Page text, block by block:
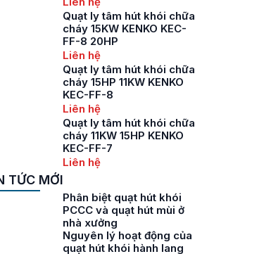
Quạt ly tâm hút khói chữa
cháy 15KW KENKO KEC-
FF-8 20HP
Liên hệ
Quạt ly tâm hút khói chữa
cháy 15HP 11KW KENKO
KEC-FF-8
Liên hệ
Quạt ly tâm hút khói chữa
cháy 11KW 15HP KENKO
KEC-FF-7
Liên hệ
TỨC MỚI
Phân biệt quạt hút khói
PCCC và quạt hút mùi ở
nhà xưởng
Nguyên lý hoạt động của
quạt hút khói hành lang